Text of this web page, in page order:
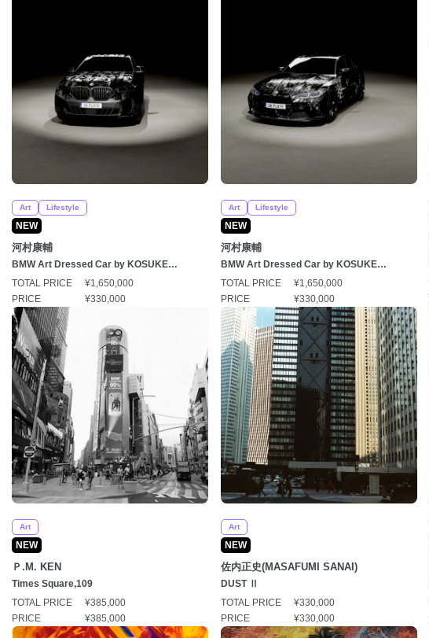
Art Lifestyle
NEW
河村康輔
BMW Art Dressed Car by KOSUKE
KAWAMURA Special Edition(Xシリーズ)
TOTAL PRICE
¥1,650,000
PRICE
¥330,000
Art Lifestyle
NEW
河村康輔
BMW Art Dressed Car by KOSUKE
KAWAMURA Special Edition(Mシリーズ)
TOTAL PRICE
¥1,650,000
PRICE
¥330,000
Art
NEW
Ｐ.M. KEN
Times Square,109
TOTAL PRICE
¥385,000
PRICE
¥385,000
Art
NEW
佐内正史(MASAFUMI SANAI)
DUST Ⅱ
TOTAL PRICE
¥330,000
PRICE
¥330,000